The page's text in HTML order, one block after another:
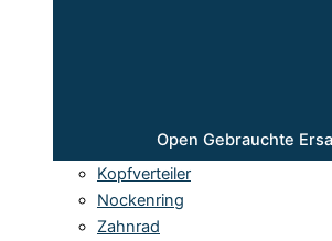
Open Gebrauchte
Kopfverteiler
Nockenring
Zahnrad